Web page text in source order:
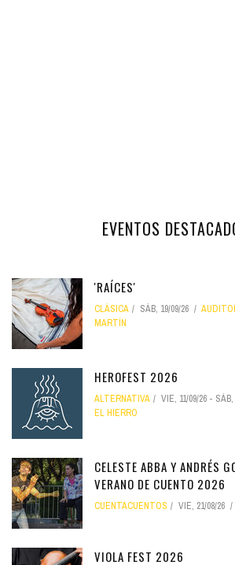
EVENTOS
'RAÍCES'
CLÁSICA SÁB, 19/09/26
MARTÍN
HEROFEST 2026
ALTERNATIVA VIE, 11/09/26 -
EL HIERRO
CELESTE ABBA Y ANDRÉS
VERANO DE CUENTO 2026
CUENTACUENTOS VIE, 21/08/26
VIOLA FEST 2026